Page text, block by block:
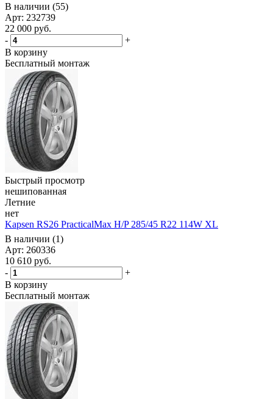
В наличии (55)
Арт: 232739
22 000 руб.
-
+
В корзину
Бесплатный монтаж
Быстрый просмотр
нешипованная
Летние
нет
Kapsen RS26 PracticalMax H/P 285/45 R22 114W XL
В наличии (1)
Арт: 260336
10 610 руб.
-
+
В корзину
Бесплатный монтаж